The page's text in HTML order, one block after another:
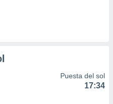
Puesta del sol
17:34